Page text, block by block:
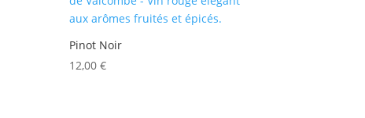
Pinot Noir
12,00€